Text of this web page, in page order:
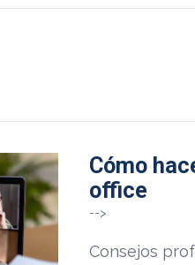
Cómo
office
-->
Consejos